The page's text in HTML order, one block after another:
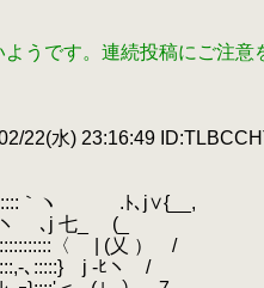
うです。連続投稿にご注意
22(水) 23:16:49
｀ヽ .ﾄ､j∨{__,
､j 七_ (_
〈 | (乂 ） /
j ‐ﾋヽ /